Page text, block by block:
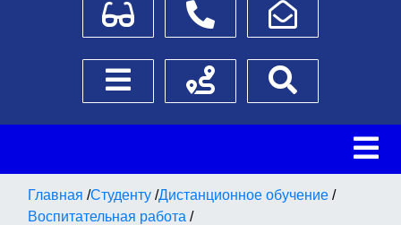
Для слабовидящихТелефоныНаписать обращение
Боковое менюСхема проезда
Главная /Студенту /Дистанционное обучение /
Воспитательная работа /